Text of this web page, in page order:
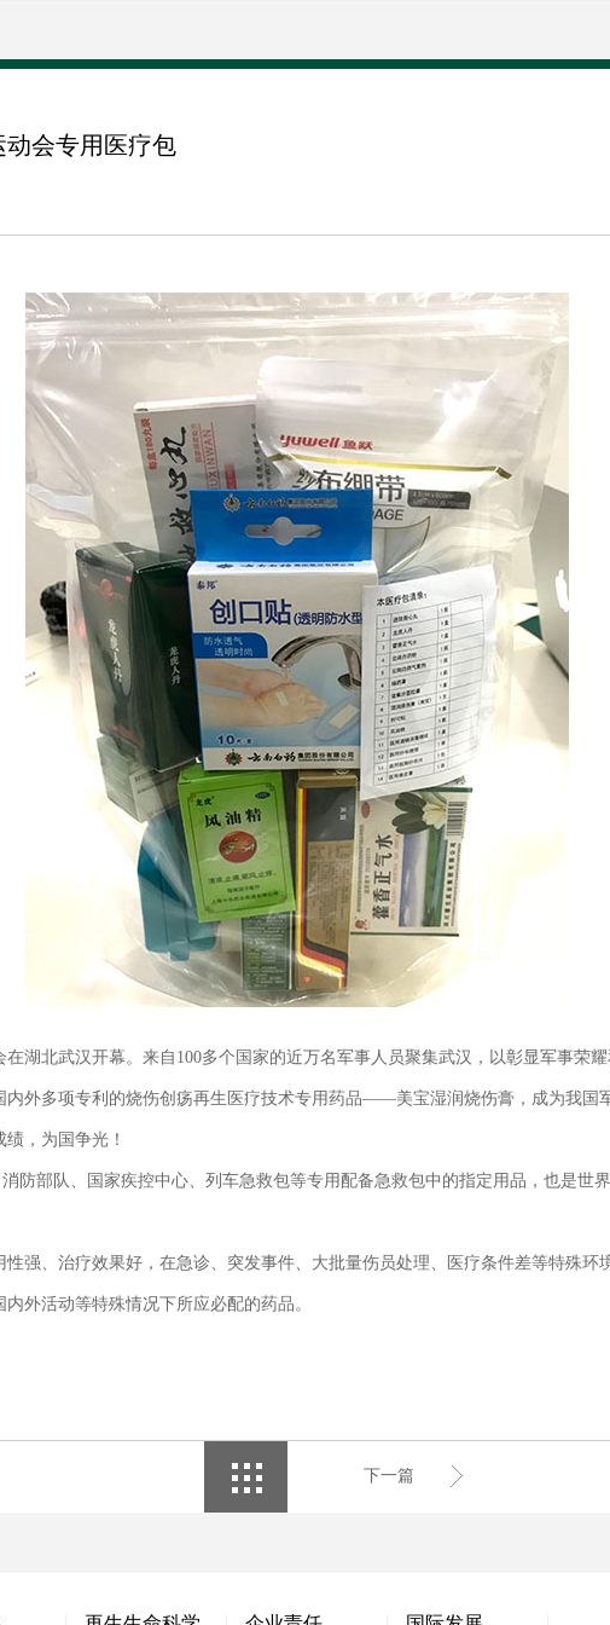
会专用医疗包
北武汉开幕。来自100多个国家的近万名军事人员聚集武汉，以彰显军事荣耀
多项专利的烧伤创疡再生医疗技术专用药品——美宝湿润烧伤膏，成为我国
，为国争光！
部队、国家疾控中心、列车急救包等专用配备急救包中的指定用品，也是世
、治疗效果好，在急诊、突发事件、大批量伤员处理、医疗条件差等特殊环
外活动等特殊情况下所应必配的药品。
下一篇